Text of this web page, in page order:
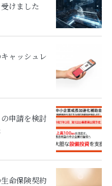
けました
ャッシュレ
申請を検討
命保険契約